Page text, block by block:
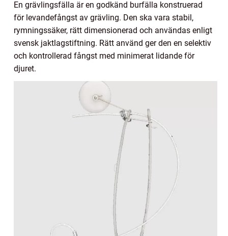
En grävlingsfälla är en godkänd burfälla konstruerad
för levandefångst av grävling. Den ska vara stabil,
rymningssäker, rätt dimensionerad och användas enligt
svensk jaktlagstiftning. Rätt använd ger den en selektiv
och kontrollerad fångst med minimerat lidande för
djuret.